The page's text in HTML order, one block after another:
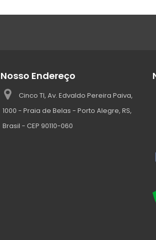
Nosso Endereço
Cinco TI, Av. Edvaldo Pereira Paiva,
1000 - Praia de Belas - Porto Alegre, RS,
Brasil - CEP 90110-060